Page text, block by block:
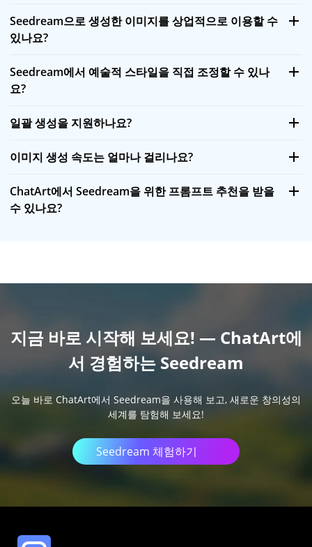
Seedream으로 생성한 이미지를 상업적으로 이용할 수
있나요?
Seedream에서 예술적 스타일을 직접 조정할 수 있나
요?
일괄 생성을 지원하나요?
이미지 생성 속도는 얼마나 걸리나요?
ChatArt에서 Seedream을 위한 프롬프트 추천을 받을
수 있나요?
지금 바로 시작해 보세요! — ChatArt에
서 경험하는 Seedream
오늘 바로 ChatArt에서 Seedream을 사용해 보고, 새로운 창의성의
세계를 탐험해 보세요!
Seedream 체험하기